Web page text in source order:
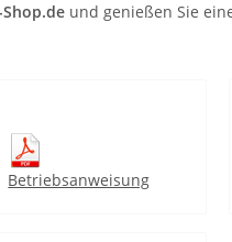
und genießen Sie
Betriebsanweisung